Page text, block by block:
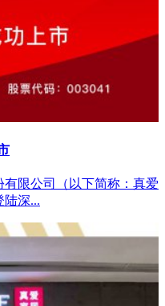
有限公司（以下简称：真爱
陆深...